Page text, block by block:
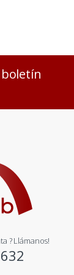
? Llámanos!